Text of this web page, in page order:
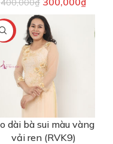
400,000₫
dài bà sui màu vàng
vải ren (RVK9)